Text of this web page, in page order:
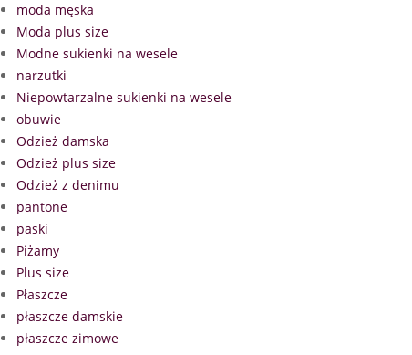
moda męska
Moda plus size
Modne sukienki na wesele
narzutki
Niepowtarzalne sukienki na wesele
obuwie
Odzież damska
Odzież plus size
Odzież z denimu
pantone
paski
Piżamy
Plus size
Płaszcze
płaszcze damskie
płaszcze zimowe